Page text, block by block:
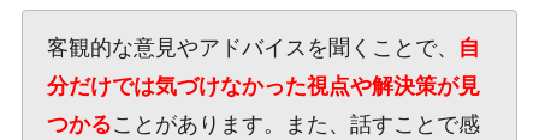
客観的な意見やアドバイスを聞くことで、
自
分だけでは気づけなかった視点や解決策が見
つかることがあります。また、話すことで感